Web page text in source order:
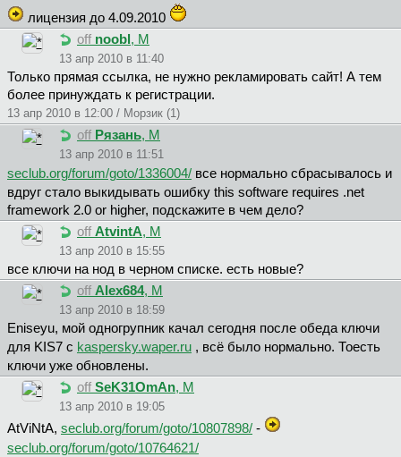
лицензия до 4.09.2010
off noobl , М
13 апр 2010 в 11:40
Только прямая ссылка, не нужно рекламировать сайт! А тем
более принуждать к регистрации.
13 апр 2010 в 12:00 / Морзик (1)
off Pязaнь, М
13 апр 2010 в 11:51
seclub.org/forum/goto/1336004/ все нормально сбрасывалось и
вдруг стало выкидывать ошибку this software requires .net
framework 2.0 or higher, подскажите в чем дело?
off AtvintA, М
13 апр 2010 в 15:55
все ключи на нод в черном списке. есть новые?
off Alex684, М
13 апр 2010 в 18:59
Eniseyu, мой одногрупник качал сегодня после обеда ключи
для KIS7 с kaspersky.waper.ru , всё было нормально. Тоесть
ключи уже обновлены.
off SeK31OmAn, М
13 апр 2010 в 19:05
AtViNtA, seclub.org/forum/goto/10807898/ -
seclub.org/forum/goto/10764621/